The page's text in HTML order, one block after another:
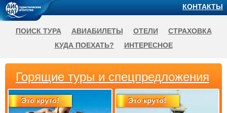
Горящие туры и спецпредложения
Это круто! Это круто!
КОНТАКТЫ
ПОИСК ТУРА АВИАБИЛЕТЫ ОТЕЛИ
СТРАХОВКА
КУДА ПОЕХАТЬ?
ИНТЕРЕСНОЕ